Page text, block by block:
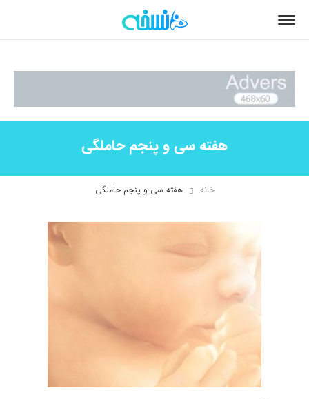
هفته سی و پنجم حاملگی
خانه هفته سی و پنجم حاملگی